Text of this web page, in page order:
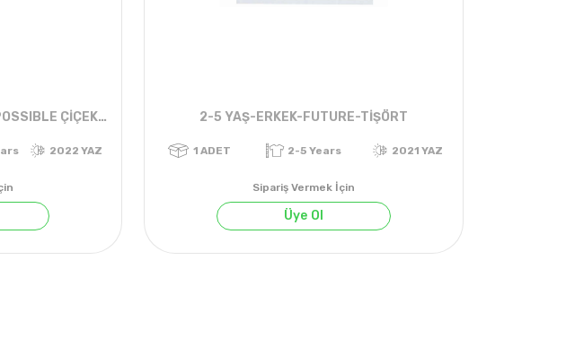
1-4 YAŞ KIZ EVERYTHING IS POSSIBLE ÇİÇEKLİ TAYTLI TAKIM 2-5 YAŞ-ERKEK-FUTURE-TİŞÖRT
Sipariş Vermek İçin
Üye Ol